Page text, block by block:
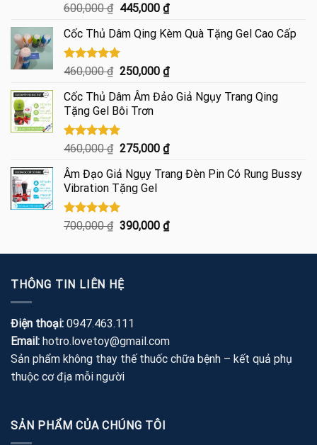
Được xếp
4.85
5 sao
600,000₫ Giá
là:
600,000 ₫.
445,000 ₫Giá
tại
445,000 ₫.
Cốc Thủ Dâm Qing Kèm Quà Tặng Gel Cao Cấp
Được xếp
5.00
5 sao
460,000₫ Giá
là:
460,000 ₫.
250,000 ₫Giá
tại
Cốc Thủ Dâm Âm Đảo Giả Ngụy Trang Qing
Tặng Gel Bôi Trơn
Được xếp
5.00
5 sao
460,000₫ Giá
là:
460,000 ₫.
275,000 ₫Giá
tại
Âm Đạo Giả Ngụy Trang Đèn Pin Có Rung Bussy
Vibration Tặng Gel
Được xếp
5.00
700,000₫ Giá
là:
390,000 ₫Giá
tại
THÔNG TIN LIÊN HỆ
Điện thoại: 0947.463.111
Email: hotro.lovetoy@gmail.com
Sản phẩm không thay thế thuốc chữa bệnh – kết quả phụ
thuộc cơ địa mỗi người
SẢN PHẨM CỦA CHÚNG TÔI